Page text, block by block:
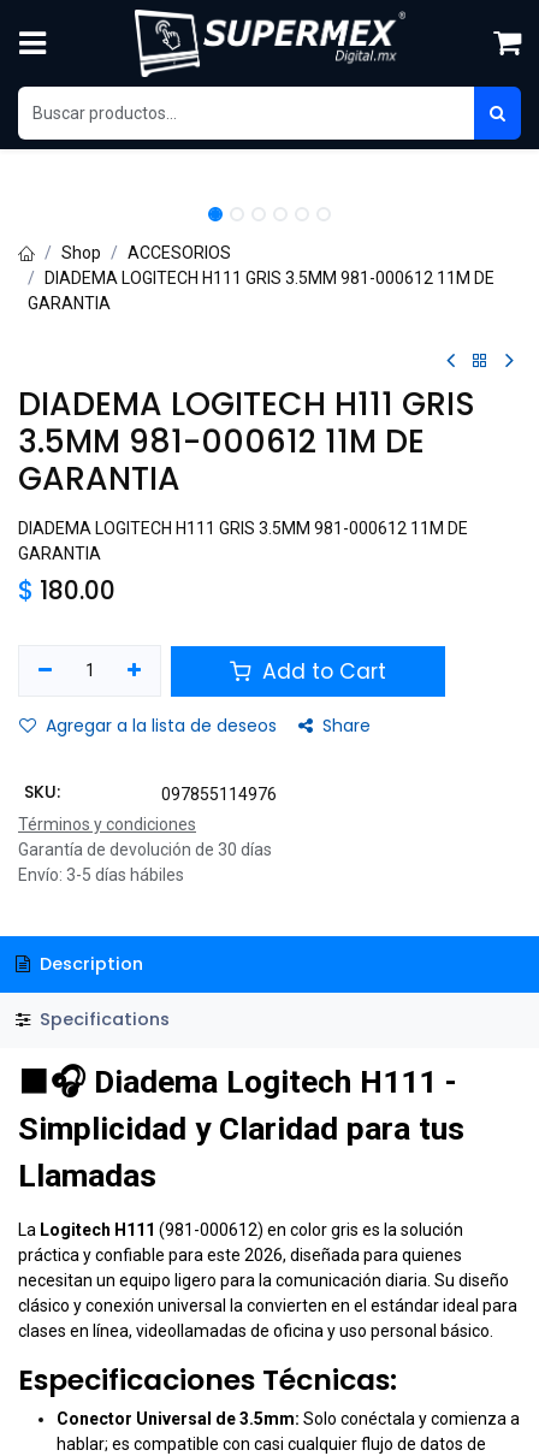
Shop
ACCESORIOS
DIADEMA LOGITECH H111 GRIS 3.5MM 981-000612 11M DE
GARANTIA
DIADEMA LOGITECH H111 GRIS
3.5MM 981-000612 11M DE
GARANTIA
DIADEMA LOGITECH H111 GRIS 3.5MM 981-000612 11M DE
GARANTIA
$ 180.00
Add to Cart
Agregar a la lista de deseos Share
SKU:
097855114976
Términos y condiciones
Garantía de devolución de 30 días
Envío: 3-5 días hábiles
Description
Specifications
⬛🎧 Diadema Logitech H111 -
Simplicidad y Claridad para tus
Llamadas
La Logitech H111 (981-000612) en color gris es la solución
práctica y confiable para este 2026, diseñada para quienes
necesitan un equipo ligero para la comunicación diaria. Su diseño
clásico y conexión universal la convierten en el estándar ideal para
clases en línea, videollamadas de oficina y uso personal básico.
Especificaciones Técnicas:
Conector Universal de 3.5mm: Solo conéctala y comienza a
hablar; es compatible con casi cualquier flujo de datos de